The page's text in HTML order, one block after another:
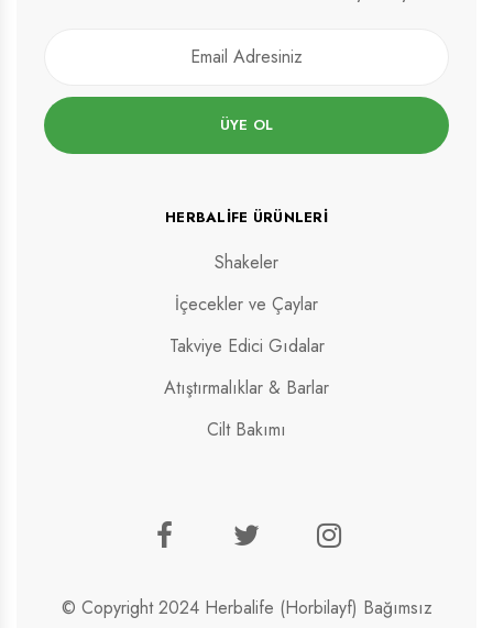
ÜYE OL
HERBALIFE ÜRÜNLERI
Shakeler
İçecekler ve Çaylar
Takviye Edici Gıdalar
Atıştırmalıklar & Barlar
Cilt Bakımı
© Copyright 2024 Herbalife (Horbilayf) Bağımsız